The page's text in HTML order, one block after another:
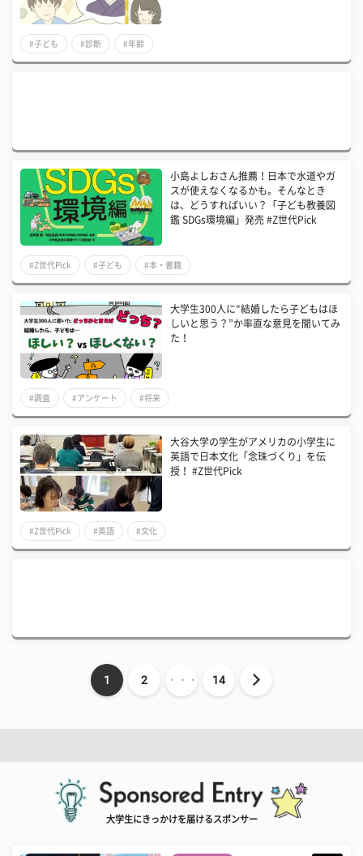
#子ども #診断 #年齢
小島よしおさん推薦！日本で水道やガ
スが使えなくなるかも。そんなとき
は、どうすればいい？「子ども教養図
鑑 SDGs環境編」発売 #Z世代Pick
#Z世代Pick #子ども #本・書籍
大学生300人に“結婚したら子どもはほ
しいと思う？”か率直な意見を聞いてみ
た！
#調査 #アンケート #将来
大谷大学の学生がアメリカの小学生に
英語で日本文化「念珠づくり」を伝
授！ #Z世代Pick
#Z世代Pick #英語 #文化
1 2 ・・・ 14
大学生にきっかけを届けるスポンサー